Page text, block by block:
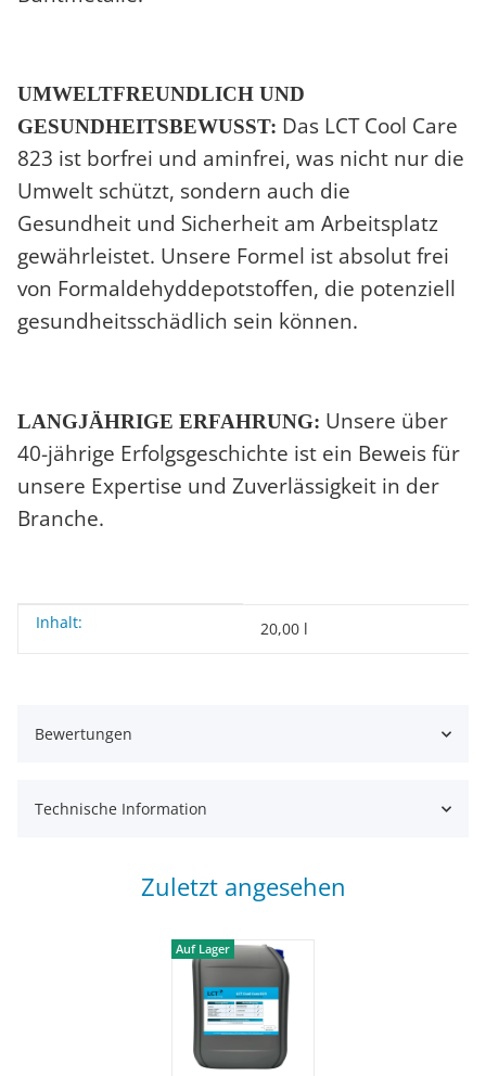
UMWELTFREUNDLICH UND
GESUNDHEITSBEWUSST: Das LCT Cool Care
823 ist borfrei und aminfrei, was nicht nur die
Umwelt schützt, sondern auch die
Gesundheit und Sicherheit am Arbeitsplatz
gewährleistet. Unsere Formel ist absolut frei
von Formaldehyddepotstoffen, die potenziell
gesundheitsschädlich sein können.
LANGJÄHRIGE ERFAHRUNG: Unsere über
40-jährige Erfolgsgeschichte ist ein Beweis für
unsere Expertise und Zuverlässigkeit in der
Branche.
Produkteigenschaft
Wert
Inhalt: 20,00 l
Bewertungen
Technische Information
Zuletzt angesehen
Auf Lager